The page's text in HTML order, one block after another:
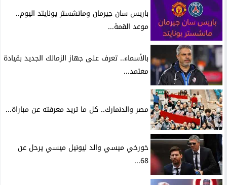
باريس سان جيرمان ومانشستر يونايتد اليوم..
موعد القمة...
بالأسماء.. تعرف على جهاز الزمالك الجديد بقيادة
معتمد...
مصر والدنمارك.. كل ما تريد معرفته عن مباراة...
خورخي ميسي والد ليونيل ميسي يرحل عن
68...